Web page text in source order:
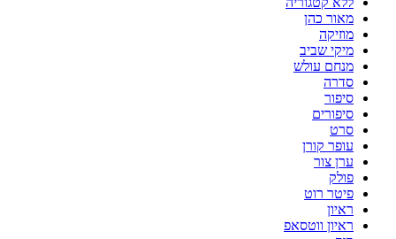
מאור כהן
מוזיקה
מיקי שביב
מנחם עולש
סדרה
סיפור
סיפורים
סרט
עופר קורן
ערן צור
פולק
פיטר רוט
ראיון
ראיון ווטסאפ